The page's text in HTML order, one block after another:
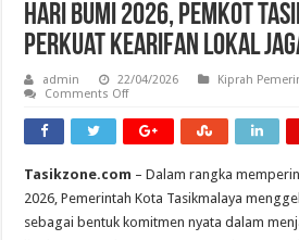
Hari Bumi 2026, Pemkot
Perkuat Kearifan Lokal
admin 22/04/2026 Kiprah
Comments Offon
Bumi
2026,
Perkuat
Kearifan
Lokal
Jaga
Tasikzone.com – Dalam rangka
2026, Pemerintah Kota Tasikmalaya
sebagai bentuk komitmen nyata dalam